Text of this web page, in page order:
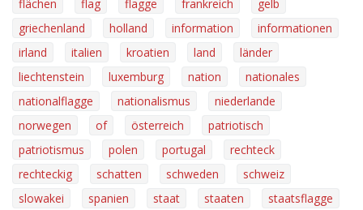
flächen
flag flagge frankreich
gelb
griechenland
holland information
informationen
irland
italien kroatien land
länder
liechtenstein
luxemburg nation
nationales
nationalflagge
nationalismus
niederlande
norwegen
of österreich
patriotisch
patriotismus
polen portugal
rechteck
rechteckig
schatten schweden
schweiz
slowakei
spanien staat staaten
staatsflagge